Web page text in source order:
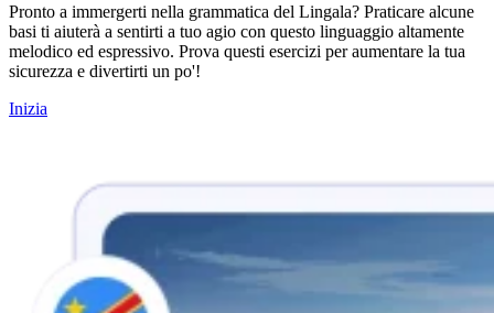
Pronto a immergerti nella grammatica del Lingala? Praticare alcune
basi ti aiuterà a sentirti a tuo agio con questo linguaggio altamente
melodico ed espressivo. Prova questi esercizi per aumentare la tua
sicurezza e divertirti un po'!
Inizia